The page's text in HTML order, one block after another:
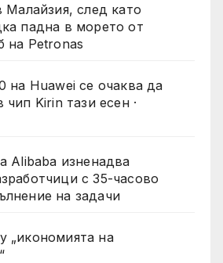
Малайзия, след като
падна в морето от
на Petronas
на Huawei се очаква да
Kirin тази есен ·
Alibaba изненадва
с 35-часово
на задачи
„икономията на